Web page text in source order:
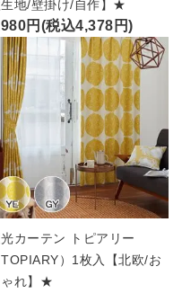
地/壁掛け/自作】★
円(税込4,378円)
カーテン トピアリー
TOPIARY）1枚入【北欧/お
ゃれ】★